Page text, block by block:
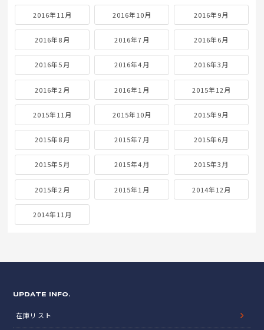
2016年11月 2016年10月 2016年9月
2016年8月 2016年7月 2016年6月
2016年5月 2016年4月 2016年3月
2016年2月 2016年1月 2015年12月
2015年11月 2015年10月 2015年9月
2015年8月 2015年7月 2015年6月
2015年5月 2015年4月 2015年3月
2015年2月 2015年1月 2014年12月
2014年11月
UPDATE INFO.
在庫リスト